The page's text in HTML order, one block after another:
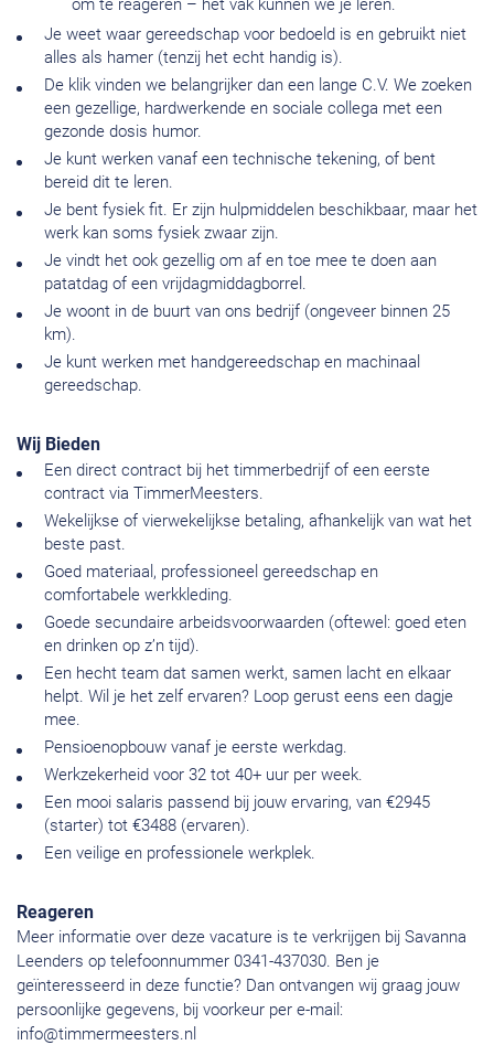
om te reageren – het vak kunnen we je leren.
Je weet waar gereedschap voor bedoeld is en gebruikt niet
alles als hamer (tenzij het echt handig is).
De klik vinden we belangrijker dan een lange C.V. We zoeken
een gezellige, hardwerkende en sociale collega met een
gezonde dosis humor.
Je kunt werken vanaf een technische tekening, of bent
bereid dit te leren.
Je bent fysiek fit. Er zijn hulpmiddelen beschikbaar, maar het
werk kan soms fysiek zwaar zijn.
Je vindt het ook gezellig om af en toe mee te doen aan
patatdag of een vrijdagmiddagborrel.
Je woont in de buurt van ons bedrijf (ongeveer binnen 25
km).
Je kunt werken met handgereedschap en machinaal
gereedschap.
Wij Bieden
Een direct contract bij het timmerbedrijf of een eerste
contract via TimmerMeesters.
Wekelijkse of vierwekelijkse betaling, afhankelijk van wat het
beste past.
Goed materiaal, professioneel gereedschap en
comfortabele werkkleding.
Goede secundaire arbeidsvoorwaarden (oftewel: goed eten
en drinken op z’n tijd).
Een hecht team dat samen werkt, samen lacht en elkaar
helpt. Wil je het zelf ervaren? Loop gerust eens een dagje
mee.
Pensioenopbouw vanaf je eerste werkdag.
Werkzekerheid voor 32 tot 40+ uur per week.
Een mooi salaris passend bij jouw ervaring, van €2945
(starter) tot €3488 (ervaren).
Een veilige en professionele werkplek.
Reageren
Meer informatie over deze vacature is te verkrijgen bij Savanna
Leenders op telefoonnummer 0341-437030. Ben je
geïnteresseerd in deze functie? Dan ontvangen wij graag jouw
persoonlijke gegevens, bij voorkeur per e-mail:
info@timmermeesters.nl